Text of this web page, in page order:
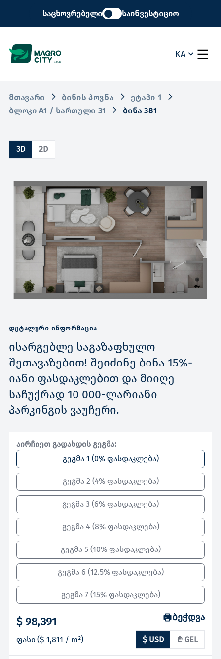
საცხოვრებელი საინვესტიციო
KA
ᲛᲗᲐᲕᲐᲠᲘ ᲑᲘᲜᲘᲡ ᲞᲝᲕᲜᲐ
ᲔᲢᲐᲞᲘ 1
ᲑᲚᲝᲙᲘ A1 / ᲡᲐᲠᲗᲣᲚᲘ 31
ᲑᲘᲜᲐ 381
3D 2D
ᲓᲔᲢᲐᲚᲣᲠᲘ ᲘᲜᲤᲝᲠᲛᲐᲪᲘᲐ
ისარგებლე საგაზაფხულო
შეთავაზებით! შეიძინე ბინა 15%-
იანი ფასდაკლებით და მიიღე
საჩუქრად 10 000-ლარიანი
პარკინგის ვაუჩერი.
აირჩიეთ გადახდის გეგმა:
გეგმა 1 (0% ფასდაკლება)
გეგმა 2 (4% ფასდაკლება)
გეგმა 3 (6% ფასდაკლება)
გეგმა 4 (8% ფასდაკლება)
გეგმა 5 (10% ფასდაკლება)
გეგმა 6 (12.5% ფასდაკლება)
გეგმა 7 (15% ფასდაკლება)
$ 98,391
ფასი ($ 1,811 / m²)
ბეჭდვა
$ USD ₾ GEL